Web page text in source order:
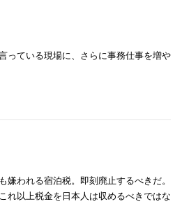
っている現場に、さらに事務仕事を増や
嫌われる宿泊税。即刻廃止するべきだ。
れ以上税金を日本人は収めるべきではな